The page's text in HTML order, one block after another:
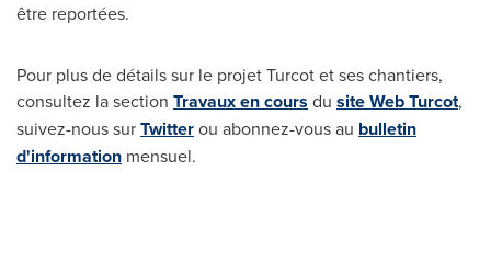
être reportées.
Pour plus de détails sur le projet Turcot et ses chantiers,
consultez la section Travaux en cours du site Web Turcot,
suivez-nous surTwitterou abonnez-vous au bulletin
d'information mensuel.